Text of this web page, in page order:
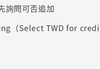
詢問可否追加
（Select TWD for credit